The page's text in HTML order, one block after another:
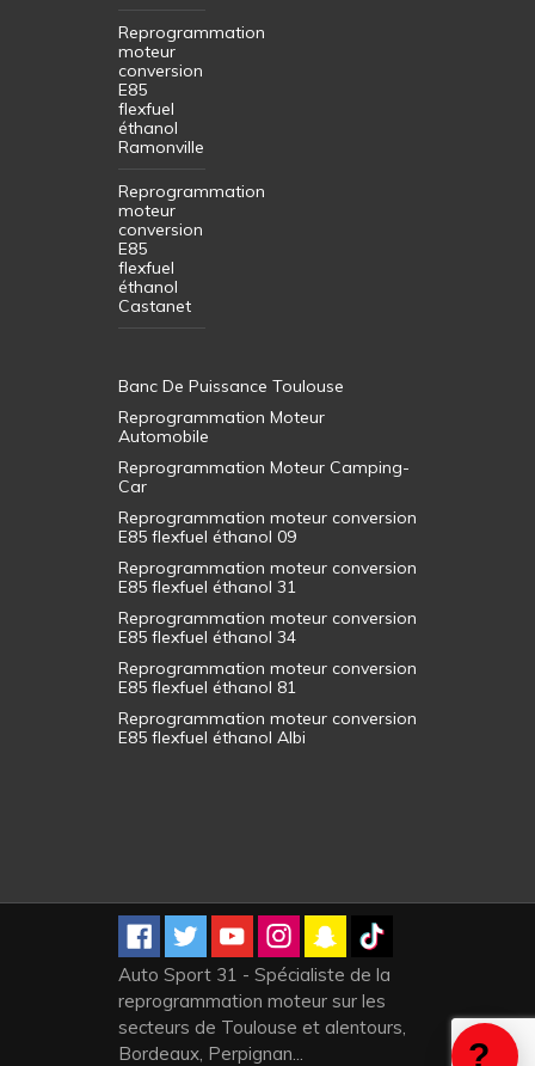
Reprogrammation
moteur
conversion
E85
flexfuel
éthanol
Ramonville
Reprogrammation
moteur
conversion
E85
flexfuel
éthanol
Castanet
Banc De Puissance Toulouse
Reprogrammation Moteur
Automobile
Reprogrammation Moteur Camping-
Car
Reprogrammation moteur conversion
E85 flexfuel éthanol 09
Reprogrammation moteur conversion
E85 flexfuel éthanol 31
Reprogrammation moteur conversion
E85 flexfuel éthanol 34
Reprogrammation moteur conversion
E85 flexfuel éthanol 81
Reprogrammation moteur conversion
E85 flexfuel éthanol Albi
Auto Sport 31 - Spécialiste de la
reprogrammation moteur sur les
secteurs de Toulouse et alentours,
Bordeaux, Perpignan...